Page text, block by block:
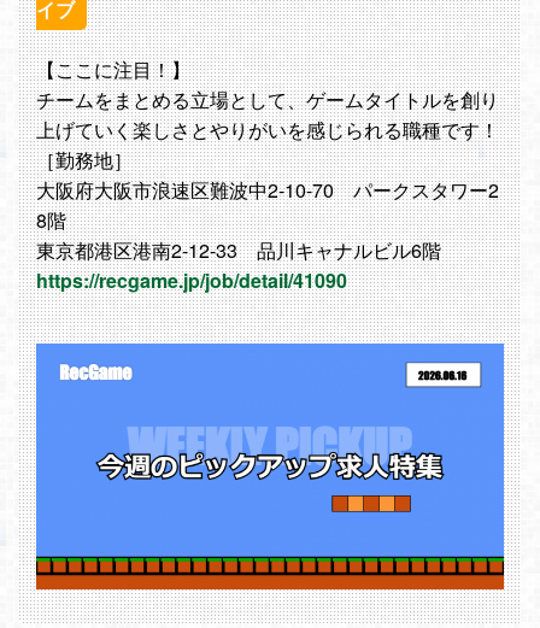
イブ
【ここに注目！】
チームをまとめる立場として、ゲームタイトルを創り
上げていく楽しさとやりがいを感じられる職種です！
［勤務地］
大阪府大阪市浪速区難波中2-10-70 パークスタワー2
8階
東京都港区港南2-12-33 品川キャナルビル6階
https://recgame.jp/job/detail/41090